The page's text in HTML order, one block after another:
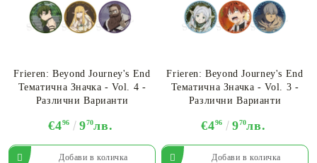
Frieren: Beyond Journey's End
Тематична Значка - Vol. 4 -
Различни Варианти
€496 970лв.
Frieren: Beyond Journey's End
Тематична Значка - Vol. 3 -
Различни Варианти
€496 970лв.